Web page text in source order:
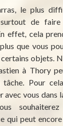
le plus
surtout de
effet, cela
que vous
objets.
à Thory
Pour
avec vous dans
qui peut